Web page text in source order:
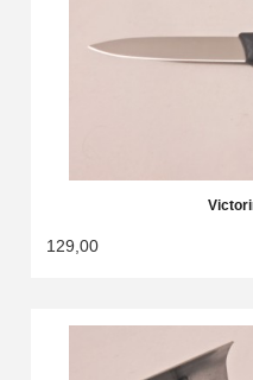
129,00